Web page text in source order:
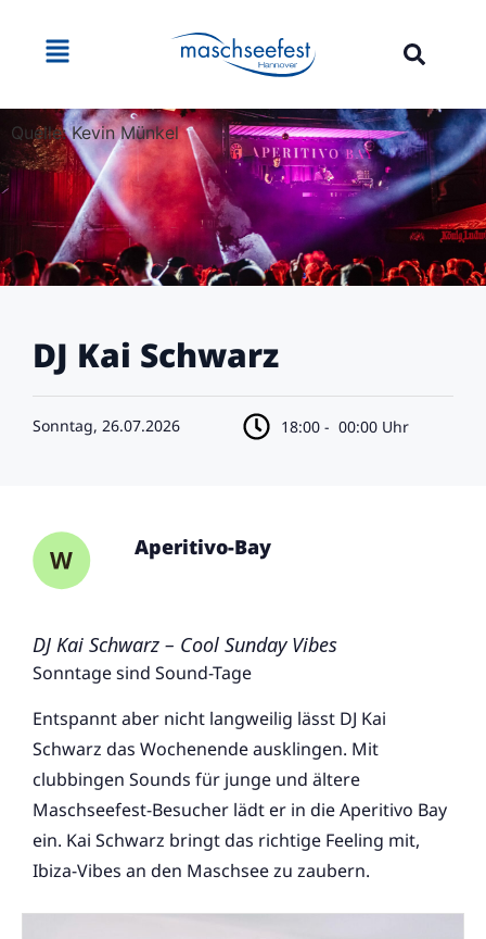
Quelle: Kevin Münkel
DJ Kai Schwarz
Sonntag, 26.07.2026 18:00 - 00:00 Uhr
Aperitivo-Bay
DJ Kai Schwarz – Cool Sunday Vibes
Sonntage sind Sound-Tage
Entspannt aber nicht langweilig lässt DJ Kai
Schwarz das Wochenende ausklingen. Mit
clubbingen Sounds für junge und ältere
Maschseefest-Besucher lädt er in die Aperitivo Bay
ein. Kai Schwarz bringt das richtige Feeling mit,
Ibiza-Vibes an den Maschsee zu zaubern.